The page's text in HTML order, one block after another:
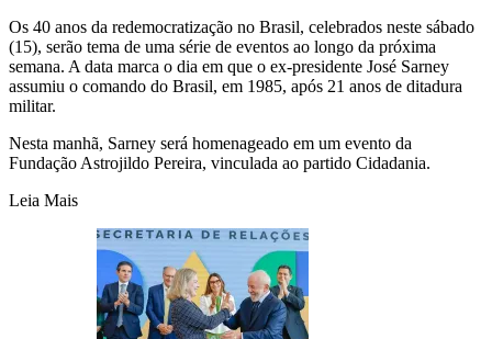
Os 40 anos da redemocratização no Brasil, celebrados neste sábado
(15), serão tema de uma série de eventos ao longo da próxima
semana. A data marca o dia em que o ex-presidente José Sarney
assumiu o comando do Brasil, em 1985, após 21 anos de ditadura
militar.
Nesta manhã, Sarney será homenageado em um evento da
Fundação Astrojildo Pereira, vinculada ao partido Cidadania.
Leia Mais